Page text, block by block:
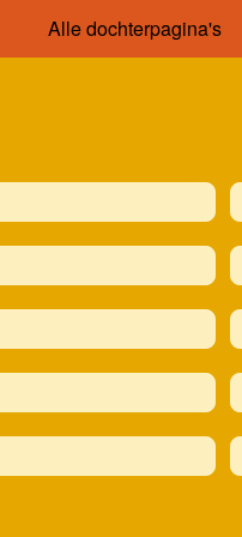
Alle dochterpagina's